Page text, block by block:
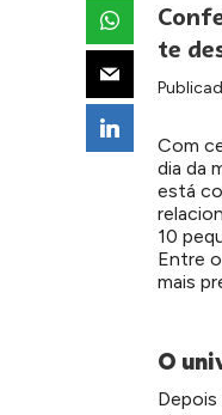
te
Com
dia da
está
10
Entre
mais
O